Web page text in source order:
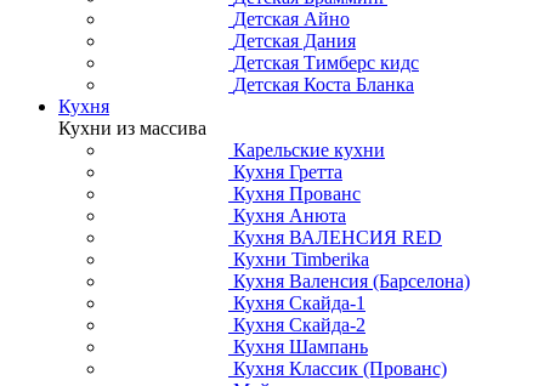
Детская Айно
Детская Дания
Детская Тимберс кидс
Детская Коста Бланка
Кухня
Кухни из массива
Карельские кухни
Кухня Гретта
Кухня Прованс
Кухня Анюта
Кухня ВАЛЕНСИЯ RED
Кухни Timberika
Кухня Валенсия (Барселона)
Кухня Скайда-1
Кухня Скайда-2
Кухня Шампань
Кухня Классик (Прованс)